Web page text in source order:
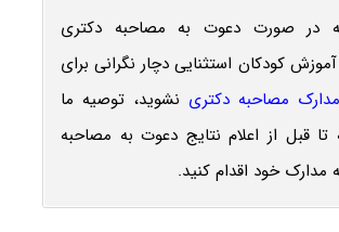
در صورت دعوت به مصاحبه دکتری
کودکان استثنایی دچار نگرانی برای
مدارک مصاحبه دکتری نشوید، توصیه ما
قبل از اعلام نتایج دعوت به مصاحبه
مدارک خود اقدام کنید.